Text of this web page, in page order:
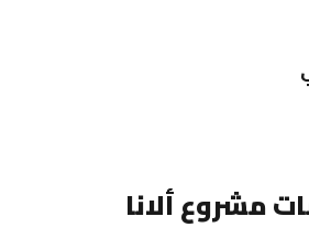
مشروع ألانا